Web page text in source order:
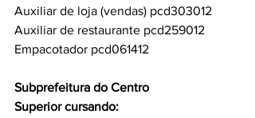
Auxiliar de loja (vendas) pcd303012
Auxiliar de restaurante pcd259012
Empacotador pcd061412
Subprefeitura do Centro
Superior cursando: